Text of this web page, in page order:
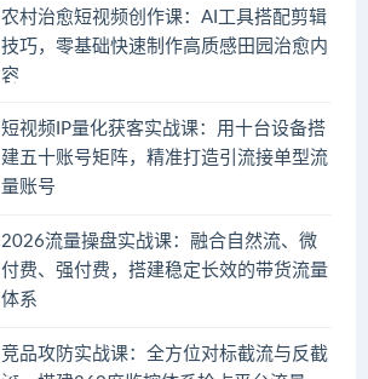
农村治愈短视频创作课：AI工具搭配剪辑
技巧，零基础快速制作高质感田园治愈内
容
短视频IP量化获客实战课：用十台设备搭
建五十账号矩阵，精准打造引流接单型流
量账号
2026流量操盘实战课：融合自然流、微
付费、强付费，搭建稳定长效的带货流量
体系
竞品攻防实战课：全方位对标截流与反截